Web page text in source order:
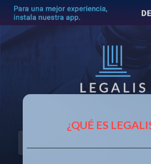
¿QUÉ ES